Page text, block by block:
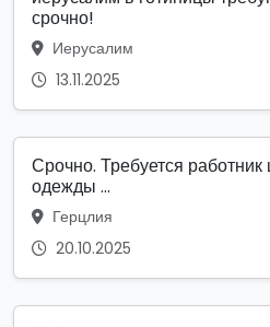
срочно!
Иерусалим
13.11.2025
Срочно. Требуется работник
одежды ...
Герцлия
20.10.2025